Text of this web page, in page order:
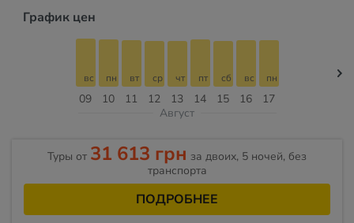
График цен
09
вс
10
пн
11
вт
12
ср
13
чт
14
пт
15
сб
16
вс
17
пн
Август
Туры от 31 613 грн за двоих, 5 ночей, без
транспорта
ПОДРОБНЕЕ